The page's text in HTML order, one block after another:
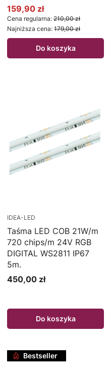
Cena promocyjna
159,90 zł
Cena regularna: 210,00 zł
Najniższa cena: 179,00 zł
Do koszyka
IDEA-LED
Taśma LED COB 21W/m
720 chips/m 24V RGB
DIGITAL WS2811 IP67
5m.
Cena
450,00 zł
Do koszyka
Bestseller